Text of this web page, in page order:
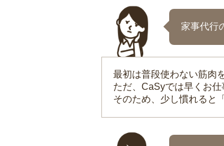
家事代行
最初は普段使わない筋肉
ただ、CaSyでは早くお
そのため、少し慣れると